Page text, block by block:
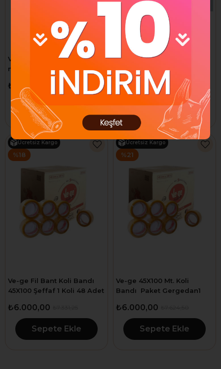
Vege Koli Bandı 45 x 100
mm Şeffaf (Fil) 1 ADET
₺84,00
Sepete Ekle
Vege Koli Bandı 45 x 100
mm Şeffaf (Fil) 6 ADET
₺504,00 ₺1.026,38
Sepete Ekle
Ve-ge Fil Bant Koli Bandı
45X100 Şeffaf 1 Koli 48 Adet
₺6.000,00
Sepete Ekle
Ücretsiz Kargo
%18
Ve-ge 45X100 Mt. Koli
Bandı Paket Gergedan1
₺6.000,00
Sepete Ekle
Ücretsiz Kargo
%21